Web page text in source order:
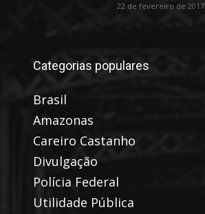
22 de fevereiro de 2017
Categorias populares
Brasil
Amazonas
Careiro Castanho
Divulgação
Polícia Federal
Utilidade Pública